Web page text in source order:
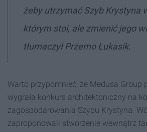
żeby utrzymać Szyb Krystyna
którym stoi, ale zmienić jego
tłumaczył Przemo Łukasik.
Warto przypomnieć, że Medusa Group
wygrała konkurs architektoniczny na
zagospodarowania Szybu Krystyna.
zaproponowali stworzenie wewnątrz